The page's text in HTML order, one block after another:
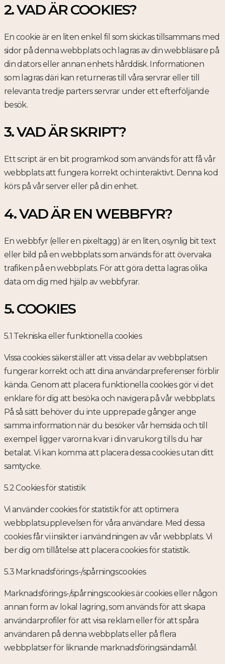
2. VAD ÄR COOKIES?
En cookie är en liten enkel fil som skickas tillsammans med
sidor på denna webbplats och lagras av din webbläsare på
din dators eller annan enhets hårddisk. Informationen
som lagras däri kan returneras till våra servrar eller till
relevanta tredje parters servrar under ett efterföljande
besök.
3. VAD ÄR SKRIPT?
Ett script är en bit programkod som används för att få vår
webbplats att fungera korrekt och interaktivt. Denna kod
körs på vår server eller på din enhet.
4. VAD ÄR EN WEBBFYR?
En webbfyr (eller en pixeltagg) är en liten, osynlig bit text
eller bild på en webbplats som används för att övervaka
trafiken på en webbplats. För att göra detta lagras olika
data om dig med hjälp av webbfyrar.
5. COOKIES
5.1 Tekniska eller funktionella cookies
Vissa cookies säkerställer att vissa delar av webbplatsen
fungerar korrekt och att dina användarpreferenser förblir
kända. Genom att placera funktionella cookies gör vi det
enklare för dig att besöka och navigera på vår webbplats.
På så sätt behöver du inte upprepade gånger ange
samma information när du besöker vår hemsida och till
exempel ligger varorna kvar i din varukorg tills du har
betalat. Vi kan komma att placera dessa cookies utan ditt
samtycke.
5.2 Cookies för statistik
Vi använder cookies för statistik för att optimera
webbplatsupplevelsen för våra användare. Med dessa
cookies får vi insikter i användningen av vår webbplats. Vi
ber dig om tillåtelse att placera cookies för statistik.
5.3 Marknadsförings-/spårningscookies
Marknadsförings-/spårningscookies är cookies eller någon
annan form av lokal lagring, som används för att skapa
användarprofiler för att visa reklam eller för att spåra
användaren på denna webbplats eller på flera
webbplatser för liknande marknadsföringsändamål.